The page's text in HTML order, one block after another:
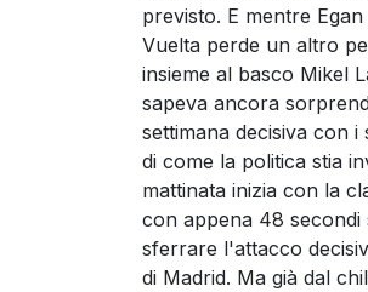
previsto. E mentre
Vuelta perde un altro
insieme al basco Mikel
sapeva ancora
settimana decisiva con
di come la politica stia
mattinata inizia con la
con appena 48
sferrare l'attacco
di Madrid. Ma già dal